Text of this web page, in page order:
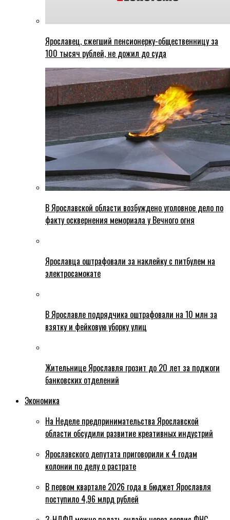
Ярославец, сжегший пенсионерку-общественницу за
100 тысяч рублей, не дожил до суда
В Ярославской области возбуждено уголовное дело по
факту осквернения мемориала у Вечного огня
Ярославца оштрафовали за наклейку с питбулем на
электросамокате
В Ярославле подрядчика оштрафовали на 10 млн за
взятку и фейковую уборку улиц
Жительнице Ярославля грозит до 20 лет за поджоги
банковских отделений
Экономика
На Неделе предпринимательства Ярославской
области обсудили развитие креативных индустрий
Ярославского депутата приговорили к 4 годам
колонии по делу о растрате
В первом квартале 2026 года в бюджет Ярославля
поступило 4,96 млрд рублей